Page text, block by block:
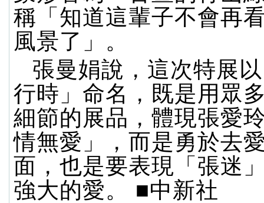
稱「知道這輩子不會再
風景了」。
張曼娟說，這次特展
行時」命名，既是用眾
細節的展品，體現張愛
情無愛」，而是勇於去
面，也是要表現「張迷
強大的愛。 ■中新社